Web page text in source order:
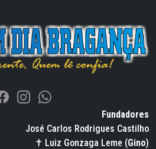
Fundadores
José Carlos Rodrigues Castilho
✝ Luiz Gonzaga Leme (Gino)